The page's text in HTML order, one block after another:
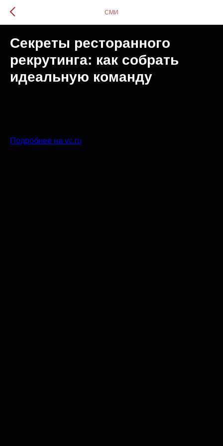
СМИ
Секреты ресторанного
рекрутинга: как собрать
идеальную команду
Подробнее на vc.ru